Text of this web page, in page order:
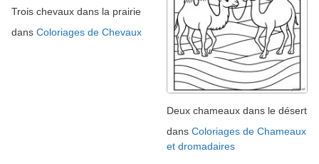
Trois chevaux dans la prairie
dans Coloriages de Chevaux
Deux chameaux dans le désert
dans Coloriages de Chameaux
et dromadaires